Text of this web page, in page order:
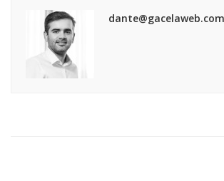
dante@gacelaweb.com